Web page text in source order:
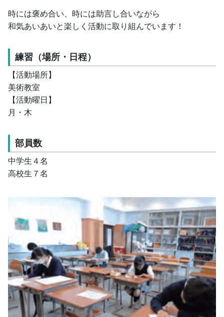
時には褒め合い、時には助言し合いながら
和気あいあいと楽しく活動に取り組んでいます！
練習（場所・日程）
【活動場所】
美術教室
【活動曜日】
月・木
部員数
中学生４名
高校生７名